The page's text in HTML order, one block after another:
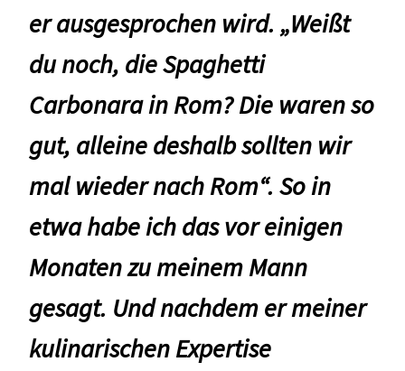
er ausgesprochen wird. „Weißt
du noch, die Spaghetti
Carbonara in Rom? Die waren so
gut, alleine deshalb sollten wir
mal wieder nach Rom“. So in
etwa habe ich das vor einigen
Monaten zu meinem Mann
gesagt. Und nachdem er meiner
kulinarischen Expertise